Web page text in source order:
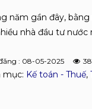
năm gần đây,
nhà đầu tư nước
: 08-05-2025
mục: Kế toán - Thuế,